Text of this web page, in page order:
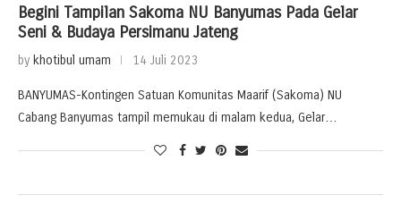
Begini Tampilan Sakoma NU Banyumas Pada Gelar
Seni & Budaya Persimanu Jateng
by khotibul umam 14 Juli 2023
BANYUMAS-Kontingen Satuan Komunitas Maarif (Sakoma) NU
Cabang Banyumas tampil memukau di malam kedua, Gelar…